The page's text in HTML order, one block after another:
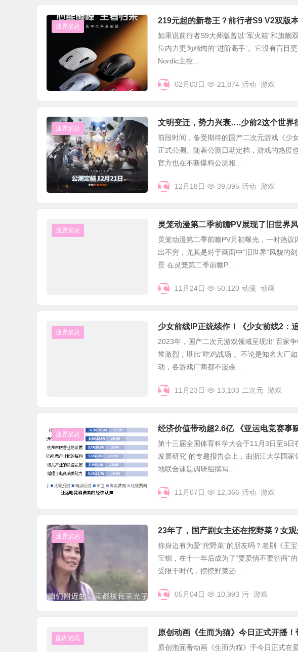
业界消息
219元起的新卷王？前行者S9 V2双版
如果说前行者S9大师版曾以“军火箱”和旗舰
位内力更为精纯的“进阶高手”。它没有盲目
Nordic主控...
02月03日 21,874 活动 游戏
业界消息
文明变迁，势力兴衰….少前2这个世界
前段时间，备受期待的国产二次元游戏《少
正式公测。随着公测日期定档，游戏的热度
官方也在不断爆料公测相...
12月18日 39,095 活动 游戏
业界消息
灵笼动漫第二季前瞻PV展现了旧世界
灵笼动漫第二季前瞻PV月初曝光，一时热
出不穷，尤其是对于画面中“旧世界”风貌的
景 在灵笼第二季前瞻P...
11月24日 50,120 动漫 动画
业界消息
少女前线IP正统续作！《少女前线2：
2023年，国产二次元游戏领域呈现出“百家
常激烈，堪比“吃鸡战场”。不论是知名大厂
动，各游戏厂商都不遗余...
11月23日 13,103 二次元 游戏
业界消息
经济价值带动超2.6亿 《亚运电竞赛事
第十三届全国体育科学大会于11月3日至5
发展研究”的专题报告会上，由浙江大学国
地联合课题调研组撰写...
11月07日 12,366 活动 游戏
业界消息
23年了，国产剧女主还在挖野菜？女
你身边有为爱“挖野菜”的朋友吗？老剧《王
宝钏，在十一年后成为了“要爱情不要智商“
受限于时代，挖挖野菜还...
05月04日 10,993 污 游戏
国内资讯
原创动画《生而为猫》今日正式开播
原创泡面番动画《生而为猫》于今日正式在